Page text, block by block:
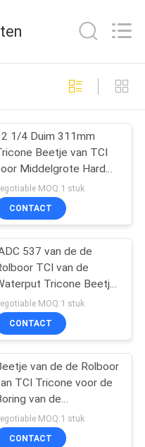
van
134
67
de
22
1/4 Duim 311mm
Beetje van TCI
Middelgrote Harde
MOQ:1 stuk
CONTACT
537 van de de
TCI van de
Tricone Beetje
7/8 DuimMOQ:1 stuk
CONTACT
van de de Rolboor
TCI Tricone voor de
van de
MOQ:1 stuk
CONTACT